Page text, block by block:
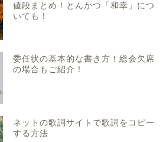
値段まとめ！とんかつ「和幸」につ
いても！
委任状の基本的な書き方！総会欠席
の場合もご紹介！
ネットの歌詞サイトで歌詞をコピー
する方法